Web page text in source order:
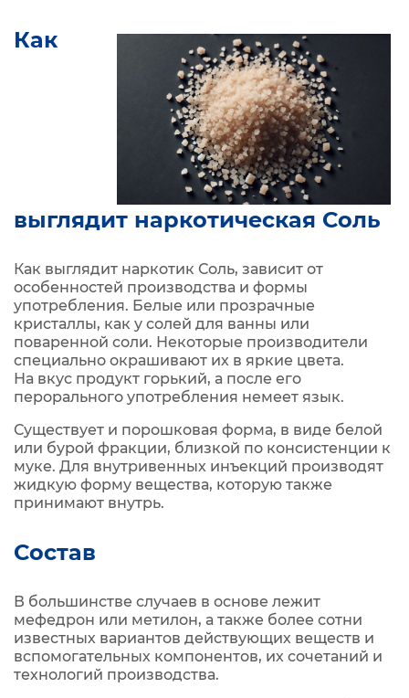
Как
выглядит наркотическая Соль
Как выглядит наркотик Соль, зависит от
особенностей производства и формы
употребления. Белые или прозрачные
кристаллы, как у солей для ванны или
поваренной соли. Некоторые производители
специально окрашивают их в яркие цвета.
На вкус продукт горький, а после его
перорального употребления немеет язык.
Существует и порошковая форма, в виде белой
или бурой фракции, близкой по консистенции к
муке. Для внутривенных инъекций производят
жидкую форму вещества, которую также
принимают внутрь.
Состав
В большинстве случаев в основе лежит
мефедрон или метилон, а также более сотни
известных вариантов действующих веществ и
вспомогательных компонентов, их сочетаний и
технологий производства.